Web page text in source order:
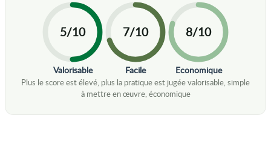
5/10
Valorisable
7/10
Facile
8/10
Economique